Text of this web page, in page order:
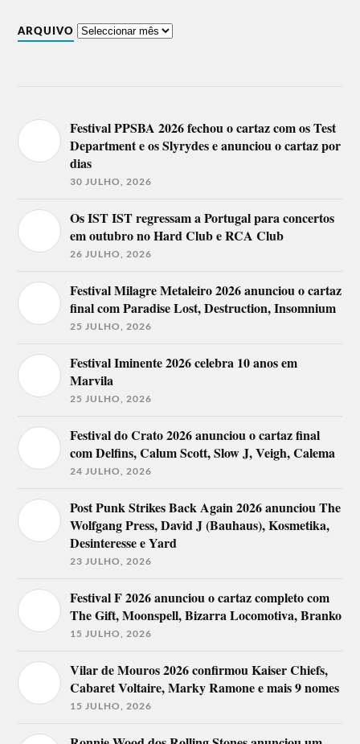
ARQUIVO
Festival PPSBA 2026 fechou o cartaz com os Test
Department e os Slyrydes e anunciou o cartaz por
dias
30 JULHO, 2026
Os IST IST regressam a Portugal para concertos
em outubro no Hard Club e RCA Club
26 JULHO, 2026
Festival Milagre Metaleiro 2026 anunciou o cartaz
final com Paradise Lost, Destruction, Insomnium
25 JULHO, 2026
Festival Iminente 2026 celebra 10 anos em
Marvila
25 JULHO, 2026
Festival do Crato 2026 anunciou o cartaz final
com Delfins, Calum Scott, Slow J, Veigh, Calema
24 JULHO, 2026
Post Punk Strikes Back Again 2026 anunciou The
Wolfgang Press, David J (Bauhaus), Kosmetika,
Desinteresse e Yard
23 JULHO, 2026
Festival F 2026 anunciou o cartaz completo com
The Gift, Moonspell, Bizarra Locomotiva, Branko
15 JULHO, 2026
Vilar de Mouros 2026 confirmou Kaiser Chiefs,
Cabaret Voltaire, Marky Ramone e mais 9 nomes
15 JULHO, 2026